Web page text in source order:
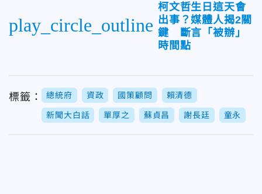
play_circle_outline
柯文哲生日這天會
出事？媒體人揭2關
鍵 斷言「被辦」
時間點
標籤： 總統府 資政 國策顧問 賴清德
新聞大白話 單厚之 蘇貞昌 謝長廷 童永